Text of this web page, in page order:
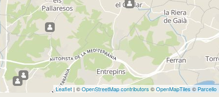
Leaflet | ©OpenStreetMap contributors ©OpenMapTiles © Parcello